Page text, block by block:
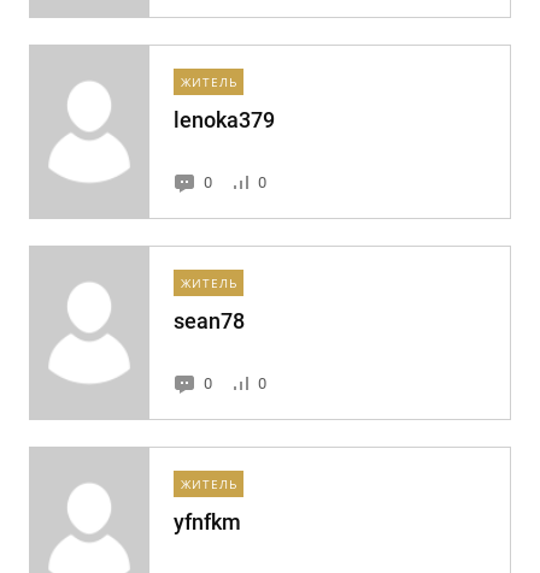
ЖИТЕЛЬ
lenoka379
0 0
ЖИТЕЛЬ
sean78
0 0
ЖИТЕЛЬ
yfnfkm